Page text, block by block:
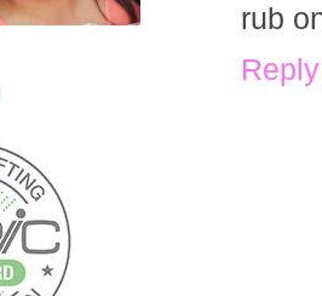
rub
Reply